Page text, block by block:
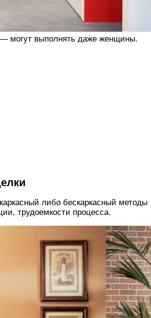
могут выполнять даже женщины.
либо бескаркасный методы
трудоемкости процесса.